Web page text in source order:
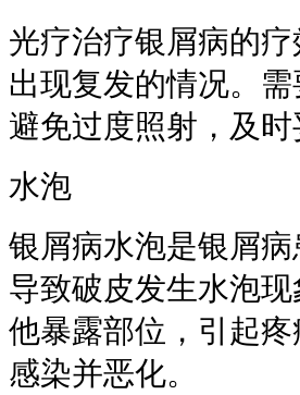
光疗治疗银屑病的
出现复发的情况。
避免过度照射，及
水泡
银屑病水泡是银屑
导致破皮发生水泡
他暴露部位，引起
感染并恶化。